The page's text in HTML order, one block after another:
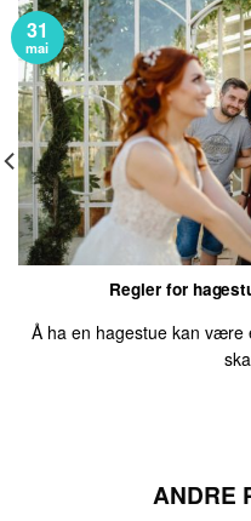
Regler for
Å ha en hagestue kan være
31
mai
ANDRE